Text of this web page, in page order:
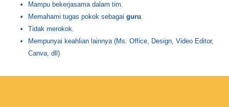
Mampu bekerjasama dalam tim.
Memahami tugas pokok sebagai guru.
Tidak merokok.
Mempunyai keahlian lainnya (Ms. Office, Design, Video Editor,
Canva, dll)